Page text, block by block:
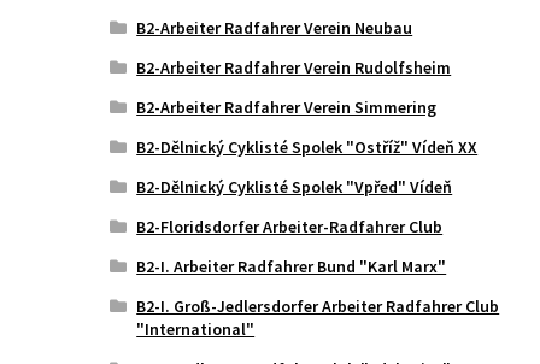
B2-Arbeiter Radfahrer Verein Neubau
B2-Arbeiter Radfahrer Verein Rudolfsheim
B2-Arbeiter Radfahrer Verein Simmering
B2-Dělnický Cyklisté Spolek "Ostříž" Vídeň XX
B2-Dělnický Cyklisté Spolek "Vpřed" Vídeň
B2-Floridsdorfer Arbeiter-Radfahrer Club
B2-I. Arbeiter Radfahrer Bund "Karl Marx"
B2-I. Groß-Jedlersdorfer Arbeiter Radfahrer Club
"International"